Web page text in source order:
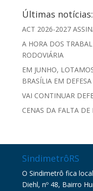
Últimas notícias:
ACT 2026-2027
A HORA DOS
RODOVIÁRIA
EM JUNHO,
BRASÍLIA EM
VAI CONTINUAR
CENAS DA FALTA
SindimetrôRS
O Sindimetrô fica
Diehl, nº 48, Bairro